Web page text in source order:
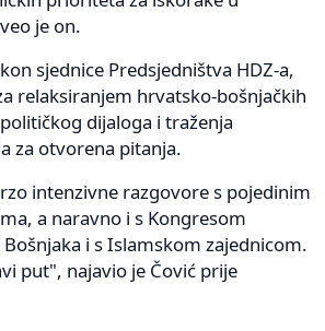
je on.
sjednice Predsjedništva HDZ-a,
relaksiranjem hrvatsko-bošnjačkih
dijaloga i traženja
za otvorena pitanja.
intenzivne razgovore s pojedinim
a naravno i s Kongresom
i s Islamskom zajednicom.
put", najavio je Čović prije